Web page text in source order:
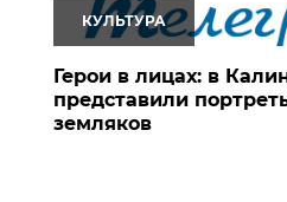
КУЛЬТУРА
Герои в лицах: в
представили
земляков